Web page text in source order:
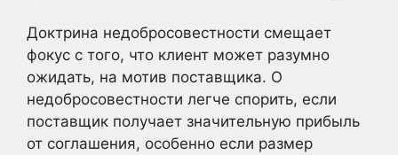
Доктрина недобросовестности смещает
фокус с того, что клиент может разумно
ожидать, на мотив поставщика. О
недобросовестности легче спорить, если
поставщик получает значительную прибыль
от соглашения, особенно если размер